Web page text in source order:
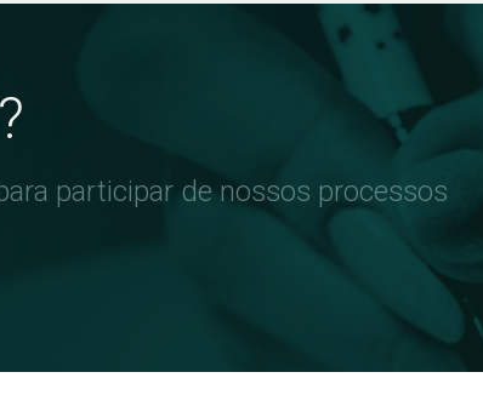
participar de nossos processos